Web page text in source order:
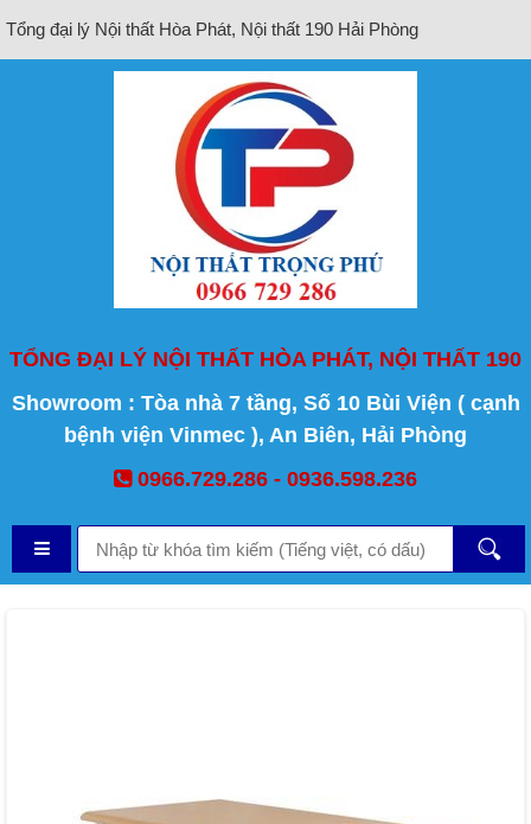
Tổng đại lý Nội thất Hòa Phát, Nội thất 190 Hải Phòng
TỔNG ĐẠI LÝ NỘI THẤT HÒA PHÁT, NỘI THẤT 190
Showroom : Tòa nhà 7 tầng, Số 10 Bùi Viện ( cạnh
bệnh viện Vinmec ), An Biên, Hải Phòng
0966.729.286 - 0936.598.236